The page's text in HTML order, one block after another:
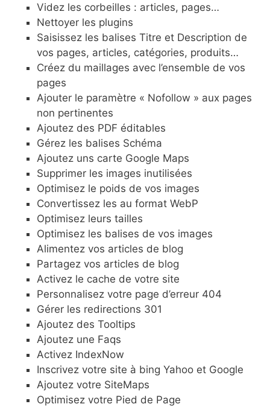
Videz les corbeilles : articles, pages…
Nettoyer les plugins
Saisissez les balises Titre et Description de
vos pages, articles, catégories, produits…
Créez du maillages avec l’ensemble de vos
pages
Ajouter le paramètre « Nofollow » aux pages
non pertinentes
Ajoutez des PDF éditables
Gérez les balises Schéma
Ajoutez uns carte Google Maps
Supprimer les images inutilisées
Optimisez le poids de vos images
Convertissez les au format WebP
Optimisez leurs tailles
Optimisez les balises de vos images
Alimentez vos articles de blog
Partagez vos articles de blog
Activez le cache de votre site
Personnalisez votre page d’erreur 404
Gérer les redirections 301
Ajoutez des Tooltips
Ajoutez une Faqs
Activez IndexNow
Inscrivez votre site à bing Yahoo et Google
Ajoutez votre SiteMaps
Optimisez votre Pied de Page